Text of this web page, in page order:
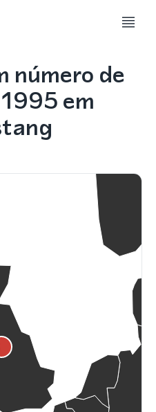
número de
em